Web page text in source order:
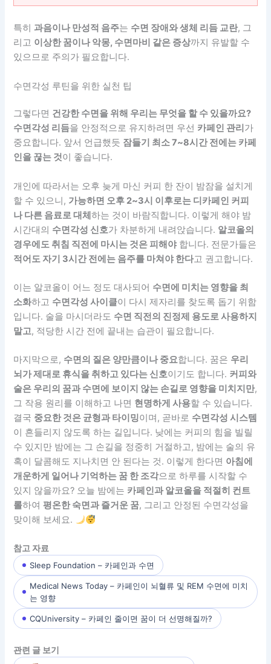
특히 과음이나 만성적 음주는 수면 장애와 생체 리듬 교란, 그
리고 이상한 꿈이나 악몽, 수면마비 같은 증상까지 유발할 수
있으므로 주의가 필요합니다.
수면각성 루틴을 위한 실천 팁
그렇다면 건강한 수면을 위해 우리는 무엇을 할 수 있을까요?
수면각성 리듬을 안정적으로 유지하려면 우선 카페인 관리 가
중요합니다. 앞서 언급했듯 잠들기 최소 7~8시간 전에는 카페
인을 끊는 것이 좋습니다.
개인에 따라서는 오후 늦게 마신 커피 한 잔이 밤잠을 설치게
할 수 있으니, 가능하면 오후 2~3시 이후로는 디카페인 커피
나 다른 음료로 대체하는 것이 바람직합니다. 이렇게 해야 밤
시간대의 수면각성 신호가 차분하게 내려앉습니다. 알코올의
경우에도 취침 직전에 마시는 것은 피해야합니다. 전문가들은
적어도 자기 3시간 전에는 음주를 마쳐야 한다고 권고합니다.
이는 알코올이 어느 정도 대사되어 수면에 미치는 영향을 최
소화하고 수면각성 사이클이 다시 제자리를 찾도록 돕기 위함
입니다. 술을 마시더라도 수면 직전의 진정제 용도로 사용하지
말고, 적당한 시간 전에 끝내는 습관이 필요합니다.
마지막으로, 수면의 질은 양만큼이나 중요합니다. 꿈은 우리
뇌가 제대로 휴식을 취하고 있다는 신호이기도 합니다. 커피와
술은 우리의 꿈과 수면에 보이지 않는 손길로 영향을 미치지만,
그 작용 원리를 이해하고 나면 현명하게 사용할 수 있습니다.
결국 중요한 것은 균형과 타이밍이며, 곧바로 수면각성 시스템
이 흔들리지 않도록 하는 길입니다. 낮에는 커피의 힘을 빌릴
수 있지만 밤에는 그 손길을 정중히 거절하고, 밤에는 술의 유
혹이 달콤해도 지나치면 안 된다는 것. 이렇게 한다면 아침에
개운하게 일어나 기억하는 꿈 한 조각으로 하루를 시작할 수
있지 않을까요? 오늘 밤에는 카페인과 알코올을 적절히 컨트
롤하여평온한 숙면과 즐거운 꿈, 그리고 안정된 수면각성을
맞이해 보세요.
참고 자료
Sleep Foundation – 카페인과 수면
Medical News Today – 카페인이 뇌혈류 및 REM 수면에 미치
는 영향
CQUniversity – 카페인 줄이면 꿈이 더 선명해질까?
관련 글 보기